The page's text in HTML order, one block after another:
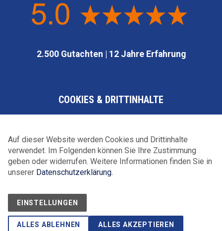
2.500 Gutachten | 12 Jahre Erfahrung
Kontakt|Datenschutz| Impressum
© 2015-2026 • Kfz-Sachverständigenbüro Roman
COOKIES & DRITTINHALTE
Auf dieser Website werden Cookies und Drittinhalte
verwendet. Im Folgenden können Sie Ihre Zustimmung
geben oder widerrufen. Weitere Informationen finden Sie in
unserer Datenschutzerklärung.
EINSTELLUNGEN
ALLES ABLEHNEN ALLES AKZEPTIEREN